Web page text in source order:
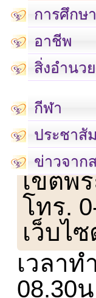
การศึกษา
อาชีพ
สิ่งอำนว
กีฬา
ประชาสั
ข่าวจาก
เลขที่
เขตพ
โทร.
เว็บไ
เวลาท
08.30